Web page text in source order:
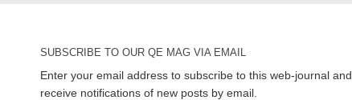
SUBSCRIBE TO OUR QE MAG VIA EMAIL
Enter your email address to subscribe to this web-journal and
receive notifications of new posts by email.